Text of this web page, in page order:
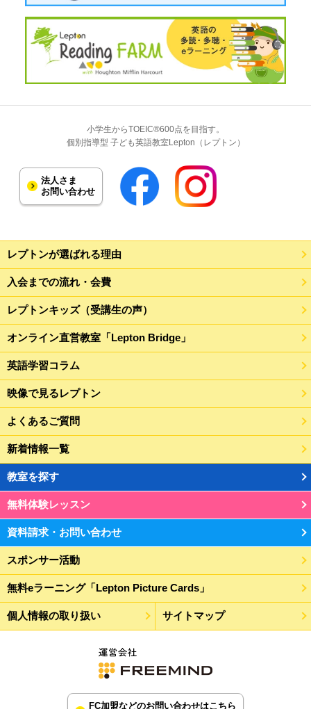
小学生からTOEIC®600点を目指す。
個別指導型 子ども英語教室Lepton（レプトン）
法人さま
お問い合わせ
レプトンが選ばれる理由
入会までの流れ・会費
レプトンキッズ（受講生の声）
オンライン直営教室「Lepton Bridge」
英語学習コラム
映像で見るレプトン
よくあるご質問
新着情報一覧
教室を探す
無料体験レッスン
資料請求・お問い合わせ
スポンサー活動
無料eラーニング「Lepton Picture Cards」
個人情報の取り扱い サイトマップ
FC加盟などのお問い合わせはこちら